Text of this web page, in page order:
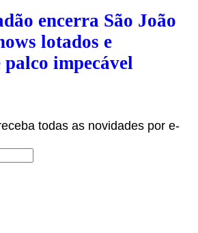
encerra São João
lotados e
palco impecável
todas as novidades por e-